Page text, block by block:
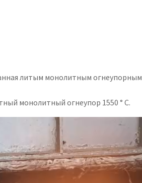
литым монолитным огнеупорным
монолитный огнеупор 1550 ° C.